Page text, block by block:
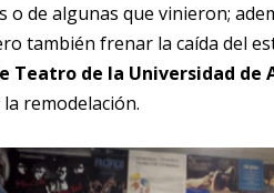
o de algunas que vinieron;
también frenar la caída del
Teatro de la Universidad
remodelación.